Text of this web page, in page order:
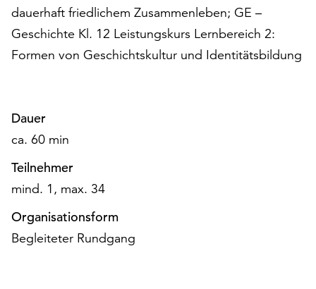
dauerhaft friedlichem Zusammenleben; GE –
Geschichte Kl. 12 Leistungskurs Lernbereich 2:
Formen von Geschichtskultur und Identitätsbildung
Dauer
ca. 60 min
Teilnehmer
mind. 1, max. 34
Organisationsform
Begleiteter Rundgang